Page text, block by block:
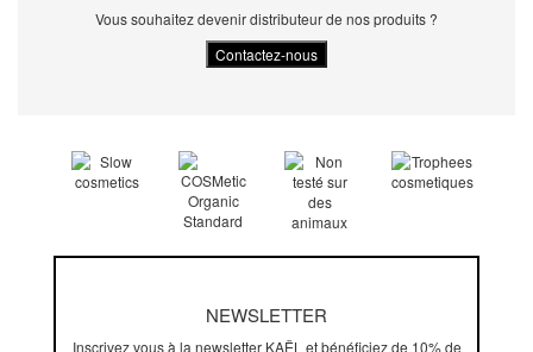
Vous souhaitez devenir distributeur de nos produits ?
NEWSLETTER
Inscrivez vous à la newsletter KAËL et bénéficiez de 10% de